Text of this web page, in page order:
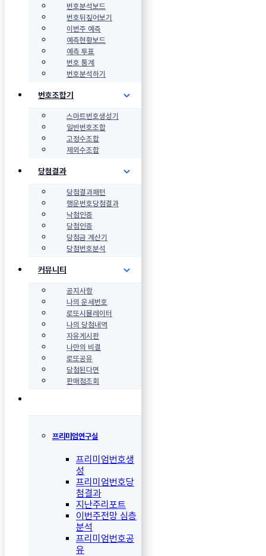
번호분석보드
번호뒤짚어보기
이번주 예측
예측현황보드
예측 투표
번호 통계
번호분석하기
번호조합기
스마트번호생성기
일반번호조합
고정수조합
제외수조합
당첨결과
당첨결과패턴
행운번호당첨결과
낙첨인증
당첨인증
당첨금 계산기
당첨번호분석
커뮤니티
공지사항
나의 운세번호
로또시뮬레이터
나의 당첨내역
자유게시판
나만의 비결
로또공유
당첨된다면
판매점조회
프리미엄연구실
프리미엄번호생
성
프리미엄번호당
첨결과
지난주리포트
이번주전망 심층
분석
프리미엄번호공
유